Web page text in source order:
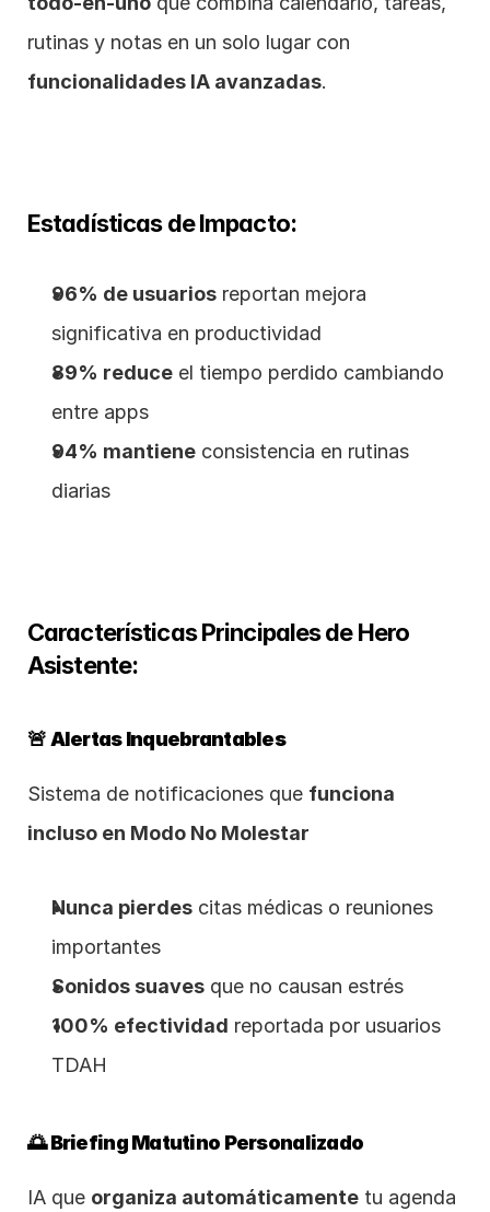
funcionalidades IA avanzadas.
Estadísticas de Impacto:
96% de usuarios reportan mejora
significativa en productividad
89% reduce el tiempo perdido cambiando
entre apps
94% mantiene consistencia en rutinas
diarias
Características Principales de Hero
Asistente:
🚨 Alertas Inquebrantables
Sistema de notificaciones que funciona
incluso en Modo No Molestar
Nunca pierdes citas médicas o reuniones
importantes
Sonidos suaves que no causan estrés
100% efectividad reportada por usuarios
TDAH
🌅 Briefing Matutino Personalizado
IA que organiza automáticamente tu agenda